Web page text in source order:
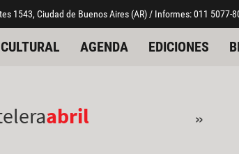
1543, Ciudad de Buenos Aires (AR) / Informes: 011
AGENDA EDICIONES
abril »